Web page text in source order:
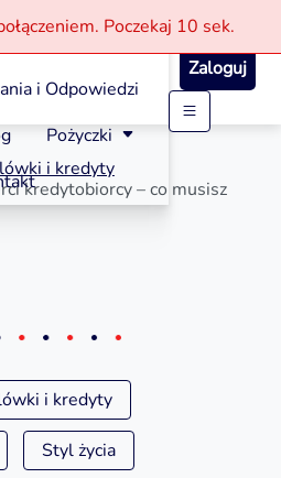
Poczekaj 10 sek.
aplikować?
i Odpowiedzi
Pożyczki
Zaloguj
i kredyty
kredytobiorcy – co musisz
i kredyty
Styl życia